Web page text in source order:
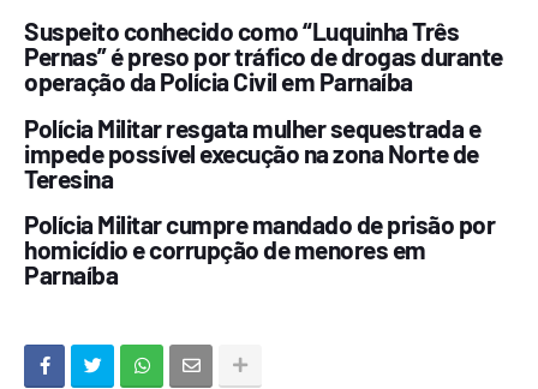
Suspeito conhecido como “Luquinha Três
Pernas” é preso por tráfico de drogas durante
operação da Polícia Civil em Parnaíba
Polícia Militar resgata mulher sequestrada e
impede possível execução na zona Norte de
Teresina
Polícia Militar cumpre mandado de prisão por
homicídio e corrupção de menores em
Parnaíba